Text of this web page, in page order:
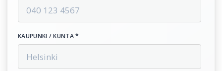
KAUPUNKI / KUNTA *